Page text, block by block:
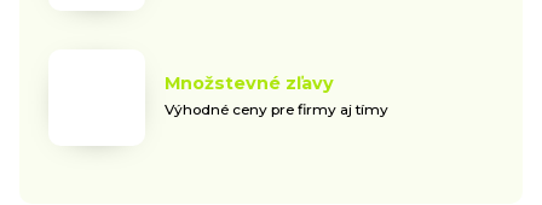
Množstevné zľavy
Výhodné ceny pre firmy aj tímy